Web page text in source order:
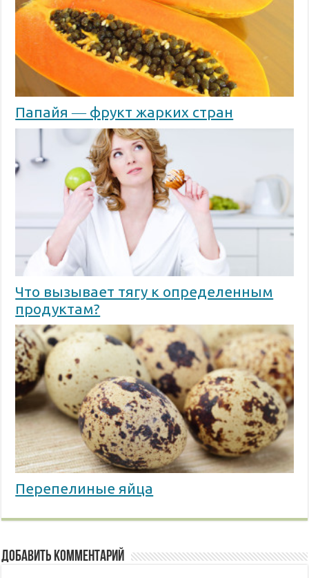
Папайя ― фрукт жарких стран
Что вызывает тягу к определенным
продуктам?
Перепелиные яйца
Добавить комментарий